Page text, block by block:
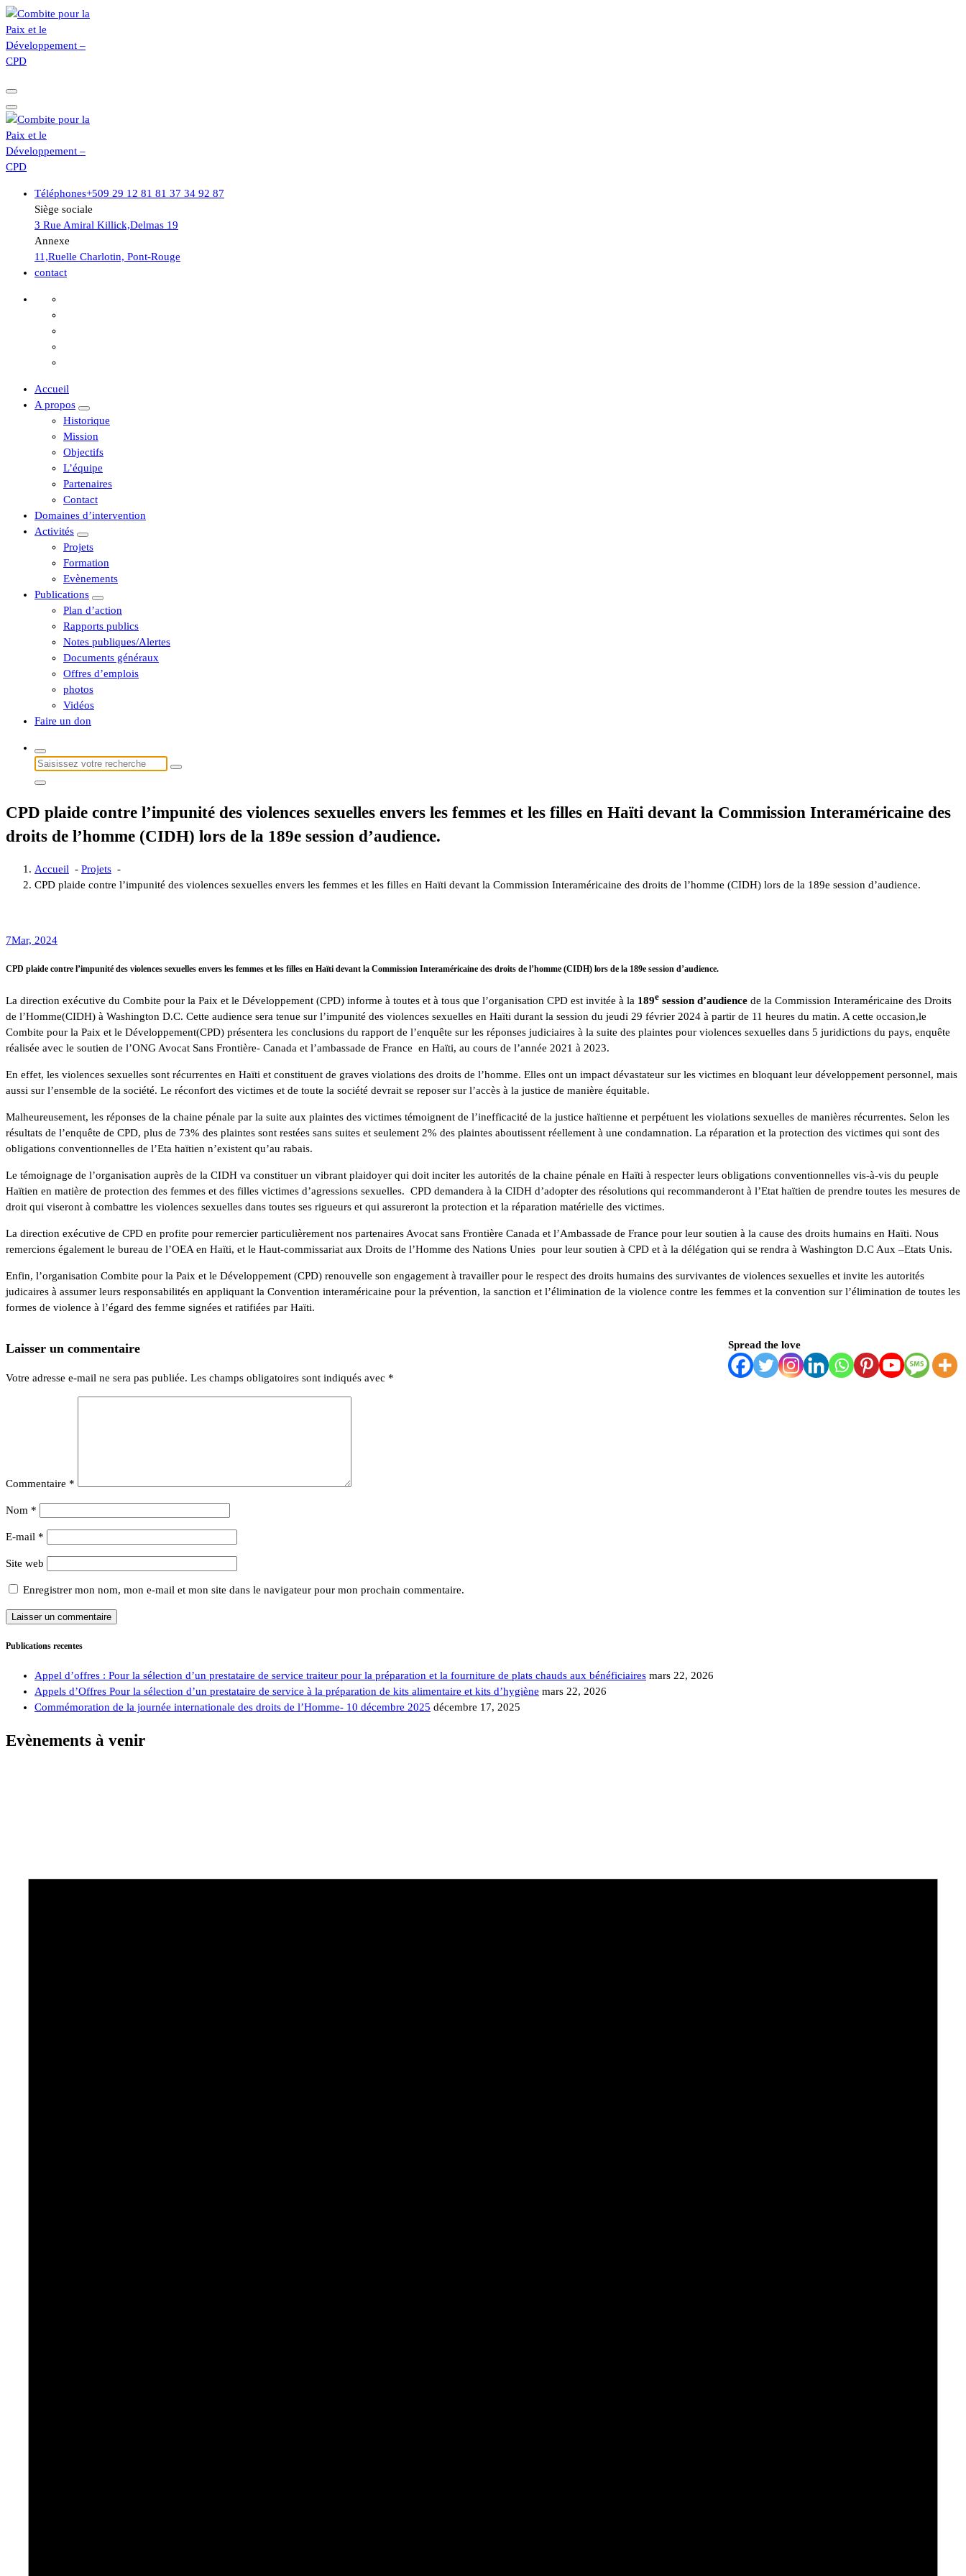
Aller
au
contenu
Pour la Paix et le Développement
Pour la Paix et le Développement
Téléphones+509 29 12 81 81 37 34 92 87
Siège sociale
3 Rue Amiral Killick,Delmas 19
Annexe
11,Ruelle Charlotin, Pont-Rouge
contact
Accueil
A propos
Historique
Mission
Objectifs
L’équipe
Partenaires
Contact
Domaines d’intervention
Activités
Projets
Formation
Evènements
Publications
Plan d’action
Rapports publics
Notes publiques/Alertes
Documents généraux
Offres d’emplois
photos
Vidéos
Faire un don
Recherche
pour :
CPD plaide contre l’impunité des violences sexuelles envers les femmes et les filles en Haïti devant la Commission Interaméricaine des
droits de l’homme (CIDH) lors de la 189e session d’audience.
Accueil - Projets -
CPD plaide contre l’impunité des violences sexuelles envers les femmes et les filles en Haïti devant la Commission Interaméricaine des droits de l’homme (CIDH) lors de la 189e session d’audience.
7Mar, 2024
CPD plaide contre l’impunité des violences sexuelles envers les femmes et les filles en Haïti devant la Commission Interaméricaine des droits de l’homme (CIDH) lors de la 189e session d’audience.
La direction exécutive du Combite pour la Paix et le Développement (CPD) informe à toutes et à tous que l’organisation CPD est invitée à la 189e session d’audience de la Commission Interaméricaine des Droits
de l’Homme(CIDH) à Washington D.C. Cette audience sera tenue sur l’impunité des violences sexuelles en Haïti durant la session du jeudi 29 février 2024 à partir de 11 heures du matin. A cette occasion,le
Combite pour la Paix et le Développement(CPD) présentera les conclusions du rapport de l’enquête sur les réponses judiciaires à la suite des plaintes pour violences sexuelles dans 5 juridictions du pays, enquête
réalisée avec le soutien de l’ONG Avocat Sans Frontière- Canada et l’ambassade de France en Haïti, au cours de l’année 2021 à 2023.
En effet, les violences sexuelles sont récurrentes en Haïti et constituent de graves violations des droits de l’homme. Elles ont un impact dévastateur sur les victimes en bloquant leur développement personnel, mais
aussi sur l’ensemble de la société. Le réconfort des victimes et de toute la société devrait se reposer sur l’accès à la justice de manière équitable.
Malheureusement, les réponses de la chaine pénale par la suite aux plaintes des victimes témoignent de l’inefficacité de la justice haïtienne et perpétuent les violations sexuelles de manières récurrentes. Selon les
résultats de l’enquête de CPD, plus de 73% des plaintes sont restées sans suites et seulement 2% des plaintes aboutissent réellement à une condamnation. La réparation et la protection des victimes qui sont des
obligations conventionnelles de l’Eta haïtien n’existent qu’au rabais.
Le témoignage de l’organisation auprès de la CIDH va constituer un vibrant plaidoyer qui doit inciter les autorités de la chaine pénale en Haïti à respecter leurs obligations conventionnelles vis-à-vis du peuple
Haïtien en matière de protection des femmes et des filles victimes d’agressions sexuelles. CPD demandera à la CIDH d’adopter des résolutions qui recommanderont à l’Etat haïtien de prendre toutes les mesures de
droit qui viseront à combattre les violences sexuelles dans toutes ses rigueurs et qui assureront la protection et la réparation matérielle des victimes.
La direction exécutive de CPD en profite pour remercier particulièrement nos partenaires Avocat sans Frontière Canada et l’Ambassade de France pour leur soutien à la cause des droits humains en Haïti. Nous
remercions également le bureau de l’OEA en Haïti, et le Haut-commissariat aux Droits de l’Homme des Nations Unies pour leur soutien à CPD et à la délégation qui se rendra à Washington D.C Aux –Etats Unis.
Enfin, l’organisation Combite pour la Paix et le Développement (CPD) renouvelle son engagement à travailler pour le respect des droits humains des survivantes de violences sexuelles et invite les autorités
judicaires à assumer leurs responsabilités en appliquant la Convention interaméricaine pour la prévention, la sanction et l’élimination de la violence contre les femmes et la convention sur l’élimination de toutes les
formes de violence à l’égard des femme signées et ratifiées par Haïti.
Spread the love
Laisser un commentaire
Votre adresse e-mail ne sera pas publiée. Les champs obligatoires sont indiqués avec *
Commentaire *
Nom *
E-mail *
Site web
Enregistrer mon nom, mon e-mail et mon site dans le navigateur pour mon prochain commentaire.
Publications recentes
Appel d’offres : Pour la sélection d’un prestataire de service traiteur pour la préparation et la fourniture de plats chauds aux bénéficiaires mars 22, 2026
Appels d’Offres Pour la sélection d’un prestataire de service à la préparation de kits alimentaire et kits d’hygiène mars 22, 2026
Commémoration de la journée internationale des droits de l’Homme- 10 décembre 2025 décembre 17, 2025
Evènements à venir